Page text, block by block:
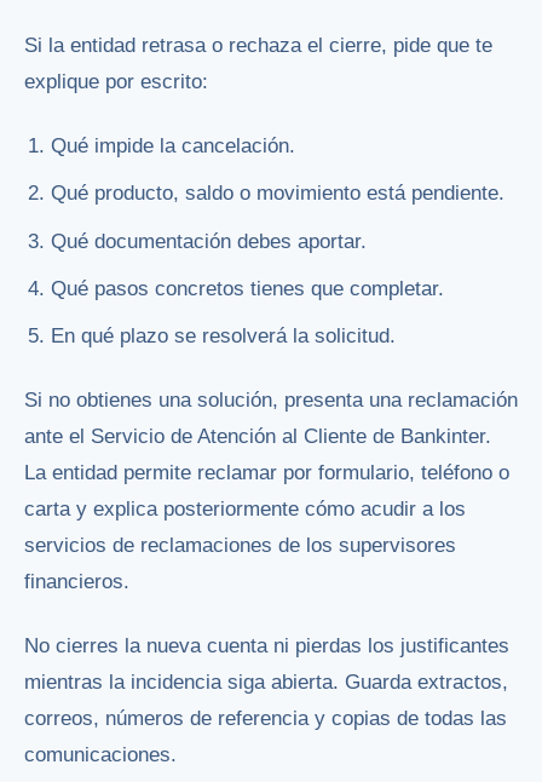
Si la entidad retrasa o rechaza el cierre, pide que te
explique por escrito:
Qué impide la cancelación.
Qué producto, saldo o movimiento está pendiente.
Qué documentación debes aportar.
Qué pasos concretos tienes que completar.
En qué plazo se resolverá la solicitud.
Si no obtienes una solución, presenta una reclamación
ante el Servicio de Atención al Cliente de Bankinter.
La entidad permite reclamar por formulario, teléfono o
carta y explica posteriormente cómo acudir a los
servicios de reclamaciones de los supervisores
financieros.
No cierres la nueva cuenta ni pierdas los justificantes
mientras la incidencia siga abierta. Guarda extractos,
correos, números de referencia y copias de todas las
comunicaciones.